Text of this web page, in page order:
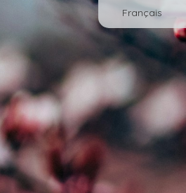
Français